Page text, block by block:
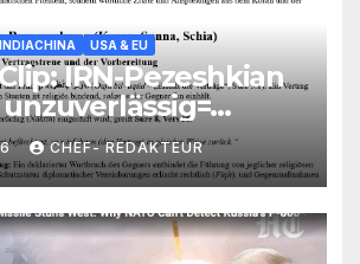
USA & EU
IRN-Pezeshkian
unzuverlässig=
religiöse
USA ohne
CHEF- REDAKTEUR